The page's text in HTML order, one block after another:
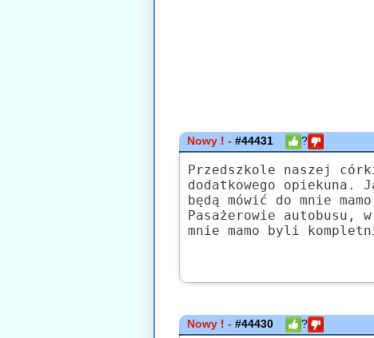
Nowy ! -#44431 ?
Przedszkole naszej
dodatkowego
będą mówić do mnie
Pasażerowie autobusu,
mnie mamo byli
Nowy ! -#44430 ?